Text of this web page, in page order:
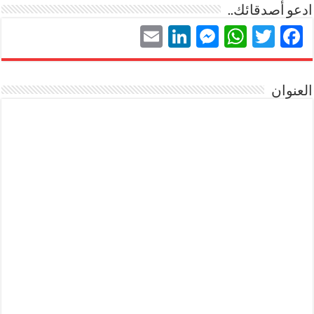
ادعو أصدقائك..
Facebook
Twitter
WhatsApp
Messenger
LinkedIn
العنوان